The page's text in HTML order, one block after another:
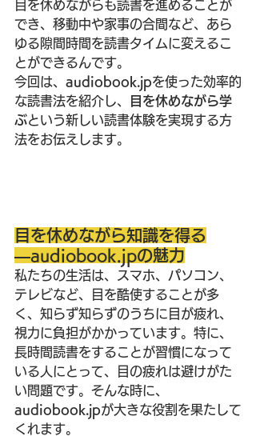
目を休めながらも読書を進めることが
でき、移動中や家事の合間など、あら
ゆる隙間時間を読書タイムに変えるこ
とができるんです。
今回は、 audiobook.jpを使った効率的
な読書法を紹介し、
目を休めながら学
ぶという新しい読書体験を実現する方
法をお伝えします。
目を休めながら知識を得る
―audiobook.jpの魅力
私たちの生活は、スマホ、パソコン、
テレビなど、目を酷使することが多
く、知らず知らずのうちに目が疲れ、
視力に負担がかかっています。特に、
長時間読書をすることが習慣になって
いる人にとって、目の疲れは避けがた
い問題です。そんな時に、
audiobook.jpが大きな役割を果たして
くれます。